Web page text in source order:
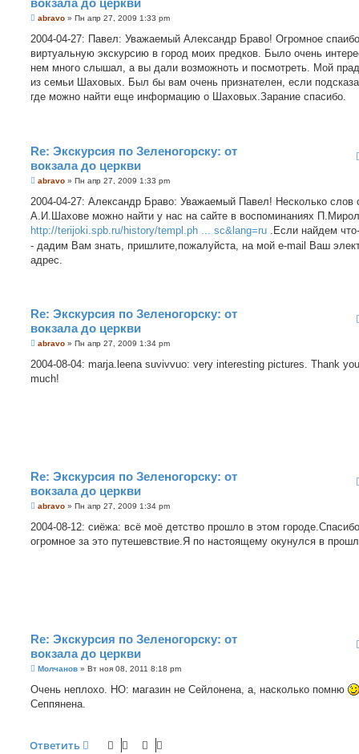
С
о
щ
е
и
е
abravo » Пн апр 27, 2009 1:33 pm
2004-04-27: Павел: Уважаемый Александр Браво! Огромное
виртуальную экскурсию в город моих предков. Было очень
нем много слышал, а вы дали возможноть и посмотреть. Мой
из семьи Шаховых. Был бы вам очень признателен, если
где можно найти еще информацию о Шаховых.Зарание спасибо.
Re: Экскурсия по Зеленогорску: от
вокзала до церкви
С
о
щ
е
и
е
abravo » Пн апр 27, 2009 1:33 pm
2004-04-27: Александр Браво: Уважаемый Павел! Несколько слов
А.И.Шахове можно найти у нас на сайте в воспоминаниях
http://terijoki.spb.ru/history/templ.ph ... sc&lang=ru .Если найдем
- дадим Вам знать, пришлите,пожалуйста, на мой e-mail Ваш
адрес.
Re: Экскурсия по Зеленогорску: от
вокзала до церкви
С
о
щ
abravo » Пн апр 27, 2009 1:34 pm
2004-08-04: marja.leena suvivvuo: very interesting pictures. Thank
much!
Re: Экскурсия по Зеленогорску: от
вокзала до церкви
С
о
щ
abravo » Пн апр 27, 2009 1:34 pm
2004-08-12: сиёжа: всё моё детство прошло в этом городе.Спасибо
огромное за это путешевствие.Я по настоящему окунулся в
Re: Экскурсия по Зеленогорску: от
вокзала до церкви
С
о
щ
е
Молчанов » Вт ноя 08, 2011 8:18 pm
Очень неплохо. НО: магазин не Сейлонена, а, насколько помню
Сеппянена.
Ответить